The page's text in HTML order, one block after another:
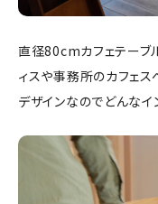
直径80cmカフェテーブ
ィスや事務所のカフェス
デザインなのでどんなイ